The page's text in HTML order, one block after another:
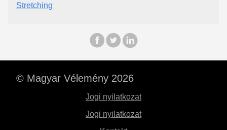
Stretching
© Magyar Vélemény 2026
Jogi nyilatkozat
Jogi nyilatkozat